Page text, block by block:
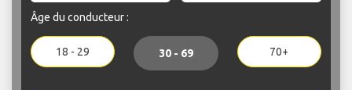
Âge du conducteur :
18 - 29 30 - 69 70+